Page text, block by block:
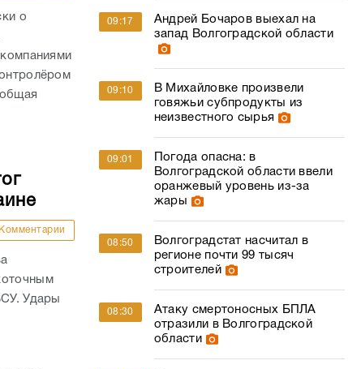
о
Комментарии
Удары
09:17
Андрей Бочаров выехал на
запад Волгоградской области
09:10
В Михайловке произвели
говяжьи субпродукты из
неизвестного сырья
09:01
Погода опасна: в
Волгоградской области ввели
оранжевый уровень из-за
жары
08:50
Волгоградстат насчитал в
регионе почти 99 тысяч
строителей
08:30
Атаку смертоносных БПЛА
отразили в Волгоградской
области